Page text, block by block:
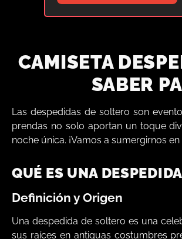
CAMISETA
SABER
Las despedidas de soltero son
prendas no solo aportan un toque
noche única. ¡Vamos a sumergirnos
QUÉ ES UNA
Definición y Origen
Una despedida de soltero es una
sus raíces en antiguas costumbres